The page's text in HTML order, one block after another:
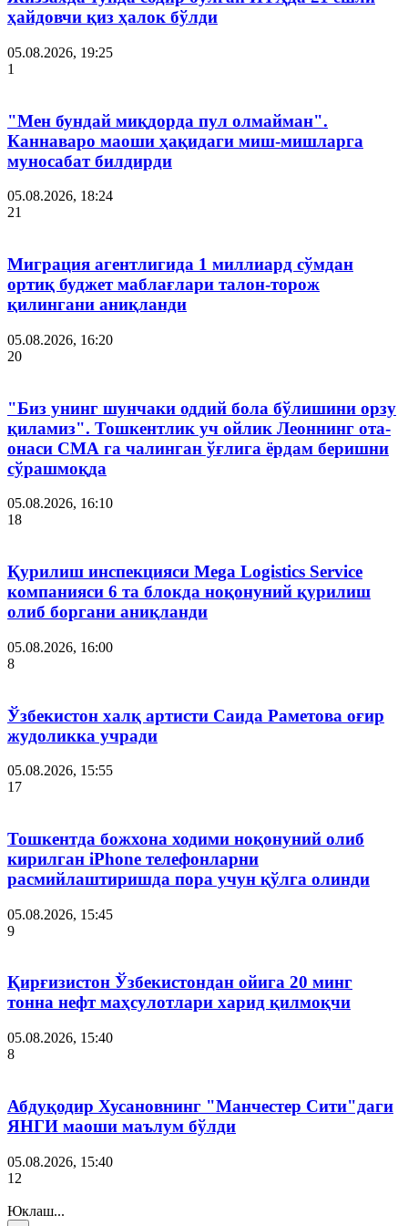
ҳайдовчи қиз ҳалок бўлди
05.08.2026, 19:25
1
"Мен бундай миқдорда пул олмайман".
Каннаваро маоши ҳақидаги миш-мишларга
муносабат билдирди
05.08.2026, 18:24
21
Миграция агентлигида 1 миллиард сўмдан
ортиқ буджет маблағлари талон-торож
қилингани аниқланди
05.08.2026, 16:20
20
"Биз унинг шунчаки оддий бола бўлишини орзу
қиламиз". Тошкентлик уч ойлик Леоннинг ота-
онаси СМА га чалинган ўғлига ёрдам беришни
сўрашмоқда
05.08.2026, 16:10
18
Қурилиш инспекцияси Мega Logistics Service
компанияси 6 та блокда ноқонуний қурилиш
олиб боргани аниқланди
05.08.2026, 16:00
8
Ўзбекистон халқ артисти Саида Раметова оғир
жудоликка учради
05.08.2026, 15:55
17
Тошкентда божхона ходими ноқонуний олиб
кирилган iPhone телефонларни
расмийлаштиришда пора учун қўлга олинди
05.08.2026, 15:45
9
Қирғизистон Ўзбекистондан ойига 20 минг
тонна нефт маҳсулотлари харид қилмоқчи
05.08.2026, 15:40
8
Абдуқодир Хусановнинг "Манчестер Сити"даги
ЯНГИ маоши маълум бўлди
05.08.2026, 15:40
12
Юклаш...